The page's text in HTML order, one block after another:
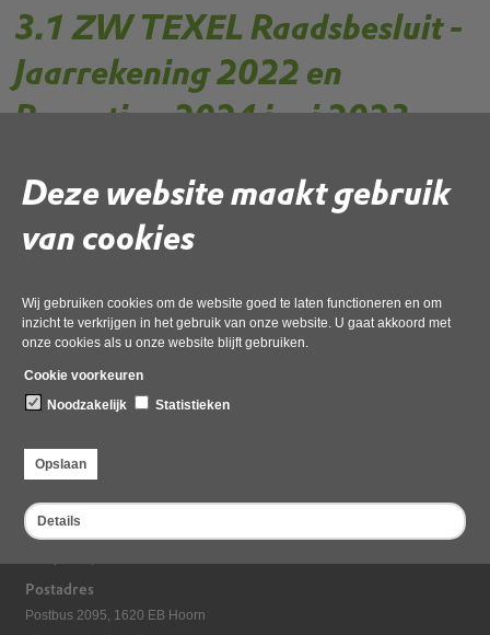
Deze website maakt gebruik
van cookies
Wij gebruiken cookies om de website goed te laten functioneren en om
inzicht te verkrijgen in het gebruik van onze website. U gaat akkoord met
onze cookies als u onze website blijft gebruiken.
Cookie voorkeuren
Noodzakelijk
Statistieken
Opslaan
Details
3.1 ZW TEXEL Raadsbesluit -
Jaarrekening 2022 en
Begroting 2024 juni 2023
Gebruik de onderstaande link om het document te downloaden.
Begroting 2024 juni 2023’,
Deel deze pagina
Bezoekadres
Postadres
Postbus 2095, 1620 EB Hoorn